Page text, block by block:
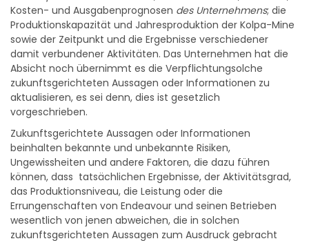
Produktionskapazität und Jahresproduktion der Kolpa-Mine
sowie der Zeitpunkt und die Ergebnisse verschiedener
damit verbundener Aktivitäten. Das Unternehmen hat die
Absicht noch übernimmt es die Verpflichtungsolche
zukunftsgerichteten Aussagen oder Informationen zu
aktualisieren, es sei denn, dies ist gesetzlich
vorgeschrieben.
Zukunftsgerichtete Aussagen oder Informationen
beinhalten bekannte und unbekannte Risiken,
Ungewissheiten und andere Faktoren, die dazu führen
können, dass tatsächlichen Ergebnisse, der Aktivitätsgrad,
das Produktionsniveau, die Leistung oder die
Errungenschaften von Endeavour und seinen Betrieben
wesentlich von jenen abweichen, die in solchen
zukunftsgerichteten Aussagen zum Ausdruck gebracht
oder impliziert wurden. Zu diesen Faktoren zählen unter der